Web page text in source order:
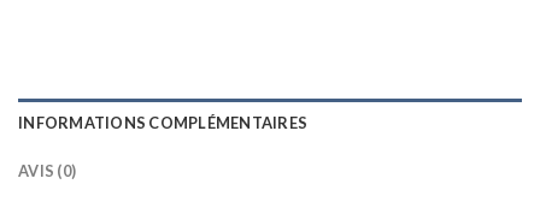
INFORMATIONS COMPLÉMENTAIRES
AVIS (0)